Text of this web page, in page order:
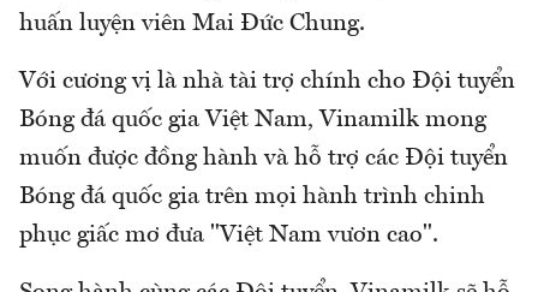
huấn luyện viên Mai Đức Chung.
Với cương vị là nhà tài trợ chính cho Đội tuyển
Bóng đá quốc gia Việt Nam, Vinamilk mong
muốn được đồng hành và hỗ trợ các Đội tuyển
Bóng đá quốc gia trên mọi hành trình chinh
phục giấc mơ đưa "Việt Nam vươn cao".